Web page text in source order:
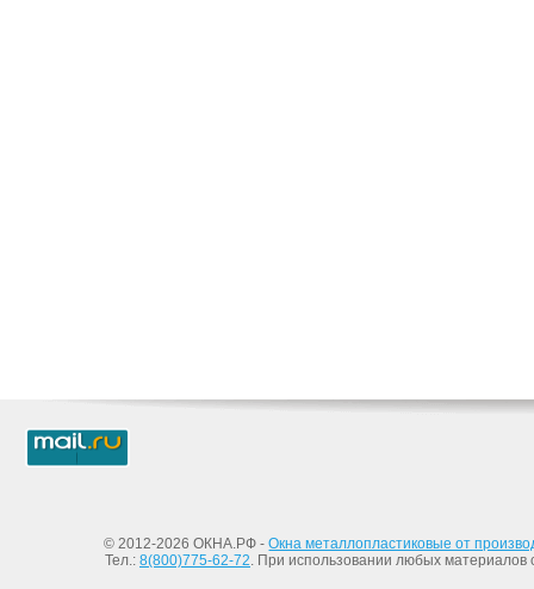
© 2012-2026 ОКНА.РФ -Окна металлопластиковые от
Тел.: 8(800)775-62-72. При использовании любых материалов